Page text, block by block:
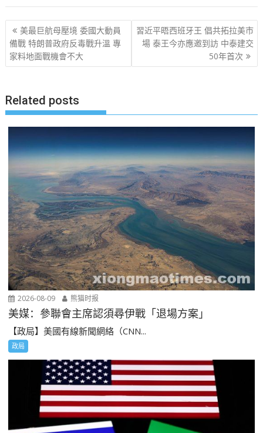
文
章
导
美最巨航母壓境 委國大動員
備戰 特朗普政府反毒戰升溫 專
家料地面戰機會不大
習近平晤西班牙王 倡共拓拉美市
場 泰王今亦應邀到訪 中泰建交
50年首次
Related posts
2026-08-09 熊猫时报
美媒：參聯會主席認須尋伊戰「退場方案」
【政局】美國有線新聞網絡（CNN...
政局